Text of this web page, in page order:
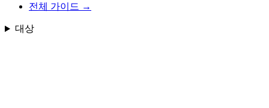
전체 가이드 →
대상